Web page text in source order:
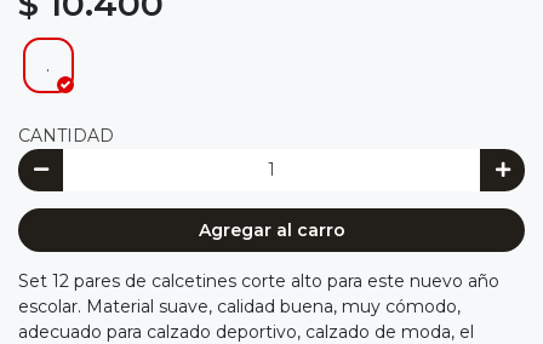
.
CANTIDAD
Agregar al carro
Set 12 pares de calcetines corte alto para este nuevo año
escolar. Material suave, calidad buena, muy cómodo,
adecuado para calzado deportivo, calzado de moda, el